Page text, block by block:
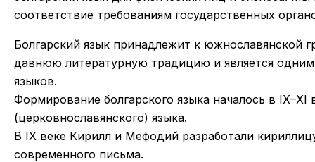
соответствие требованиям государственных
Болгарский язык принадлежит к южнославянской
давнюю литературную традицию и является
языков.
Формирование болгарского языка началось в IX–XI
(церковнославянского) языка.
В IX веке Кирилл и Мефодий разработали
современного письма.